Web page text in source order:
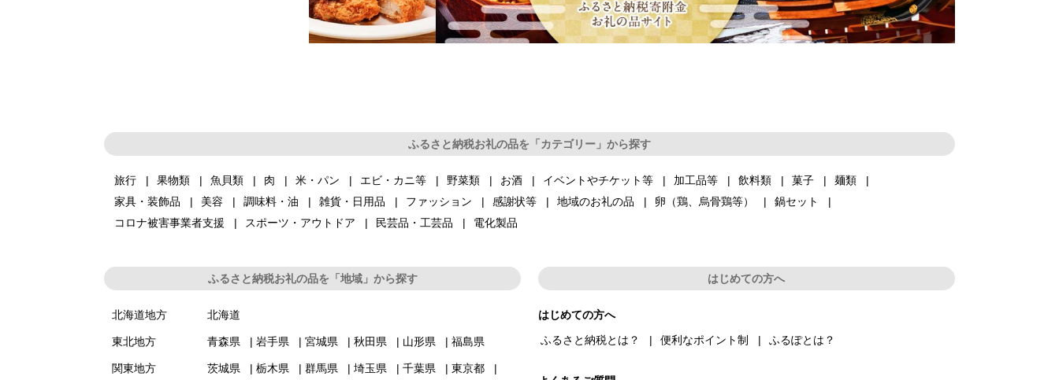
ふるさと納税お礼の品を「カテゴリー」から探す
旅行 果物類 魚貝類 肉 米・パン エビ・カニ等 野菜類 お酒 イベントやチケット等 加工品等 飲料類 菓子
麺類
家具・装飾品
美容 調味料・油 雑貨・日用品 ファッション 感謝状等 地域のお礼の品 卵（鶏、烏骨鶏等）
鍋セット
コロナ被害事業者支援
スポーツ・アウトドア 民芸品・工芸品 電化製品
ふるさと納税お礼の品を「地域」から探す
北海道地方 北海道
東北地方 青森県 岩手県 宮城県 秋田県 山形県 福島県
関東地方 茨城県 栃木県 群馬県 埼玉県 千葉県 東京都
はじめての方へ
はじめての方へ
ふるさと納税とは？
便利なポイント制 ふるぽとは？